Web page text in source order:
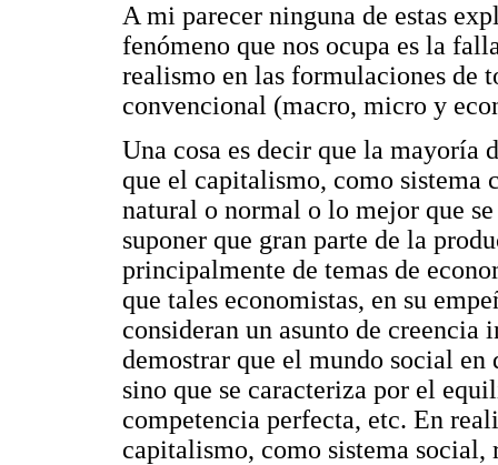
A mi parecer ninguna de estas
fenómeno que nos ocupa es la
realismo en las formulaciones de
convencional (macro, micro y
Una cosa es decir que la mayoría
que el capitalismo, como sistema
natural o normal o lo mejor que
suponer que gran parte de la
principalmente de temas de
que tales economistas, en su
consideran un asunto de creencia
demostrar que el mundo social
sino que se caracteriza por el
competencia perfecta, etc. En
capitalismo, como sistema social,